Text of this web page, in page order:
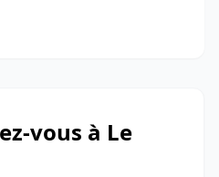
vous à Le